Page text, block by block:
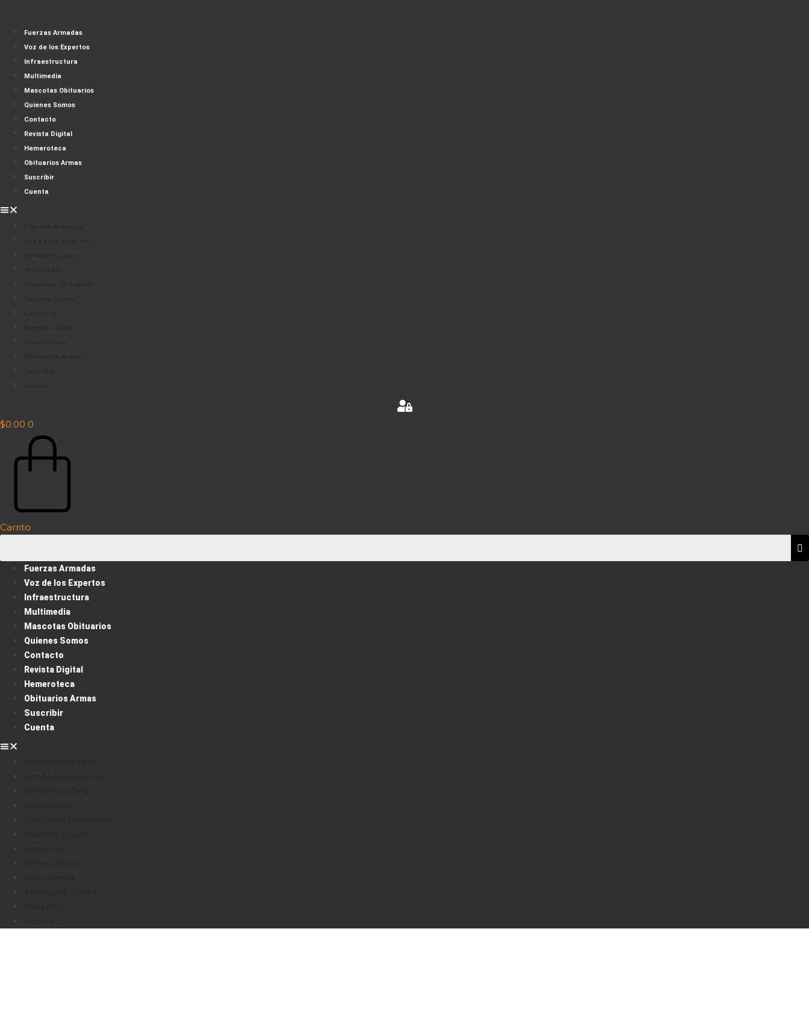
Fuerzas Armadas
Voz de los Expertos
Infraestructura
Multimedia
Mascotas Obituarios
Quienes Somos
Contacto
Revista Digital
Hemeroteca
Obituarios Armas
Suscribir
Cuenta
$0.00 0
Carrito
Fuerzas Armadas
Voz de los Expertos
Infraestructura
Multimedia
Mascotas Obituarios
Quienes Somos
Contacto
Revista Digital
Hemeroteca
Obituarios Armas
Suscribir
Cuenta